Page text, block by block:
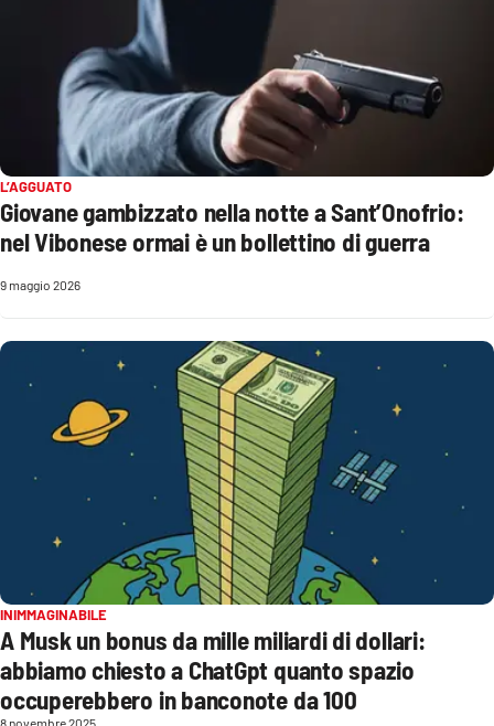
Sport
RUBRICHE
Good Morning Vietnam
Parchi Marini Calabria
Imprese Di Calabria
Le perfidie di Antonella Grippo
Venti di comunicazione
STREAMING
LaC TV
LaC Network
L’AGGUATO
Giovane gambizzato nella notte a Sant’Onofrio:
nel Vibonese ormai è un bollettino di guerra
9 maggio 2026
INIMMAGINABILE
A Musk un bonus da mille miliardi di dollari:
abbiamo chiesto a ChatGpt quanto spazio
occuperebbero in banconote da 100